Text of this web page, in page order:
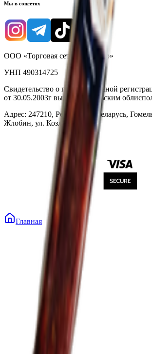
Мы в соцсетях
ООО «Торговая сеть «Продмир»
УНП 490314725
Свидетельство о государственной
от 30.05.2003г выдано Гомельским
Адрес: 247210, Республика Беларусь,
Жлобин, ул. Козлова 2-А
Главная